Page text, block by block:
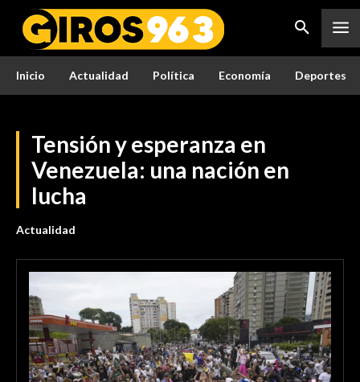
Inicio Actualidad Política Economía Deportes
Tensión y esperanza en
Venezuela: una nación en
lucha
Actualidad